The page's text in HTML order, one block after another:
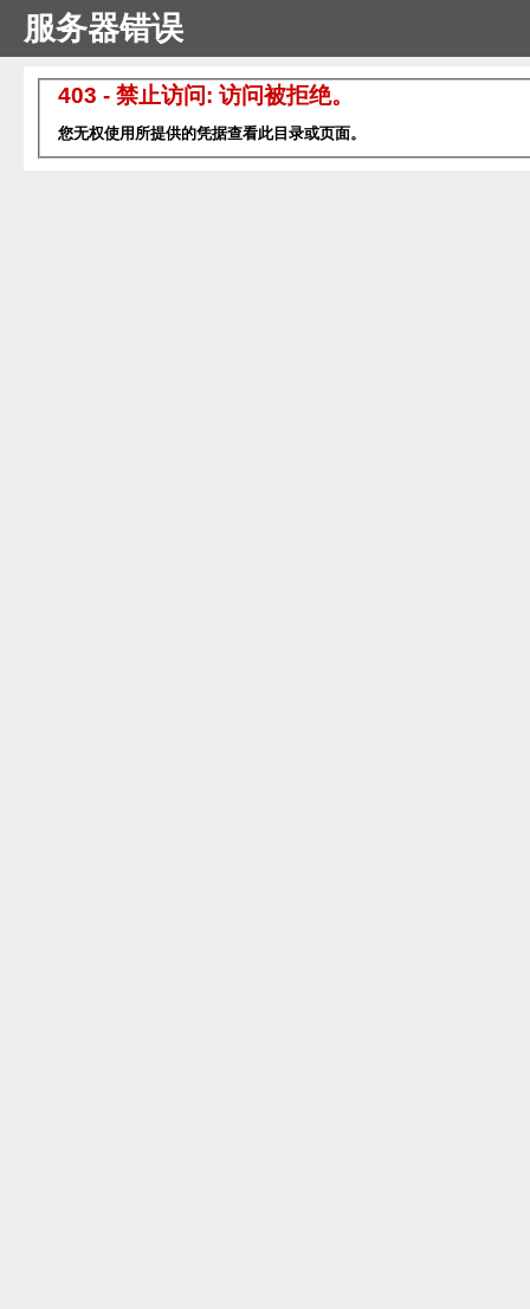
服务器错误
403 - 禁止访问: 访问被拒绝。
您无权使用所提供的凭据查看此目录或页面。